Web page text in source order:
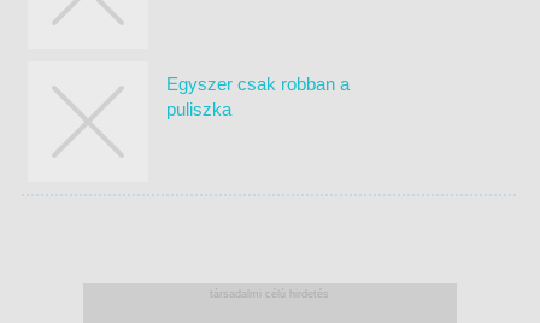
Egyszer csak robban a
puliszka
társadalmi célú hirdetés